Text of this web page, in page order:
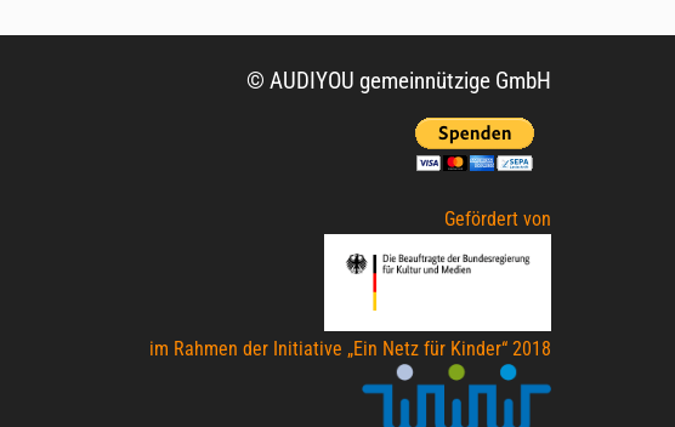
© AUDIYOU gemeinnützige GmbH
Gefördert von
im Rahmen der Initiative „Ein Netz für Kinder“ 2018